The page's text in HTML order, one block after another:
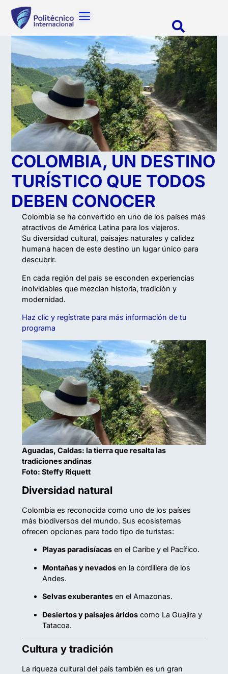
COLOMBIA, UN DESTINO
TURÍSTICO QUE TODOS
DEBEN CONOCER
Colombia se ha convertido en uno de los países más
atractivos de América Latina para los viajeros.
Su diversidad cultural, paisajes naturales y calidez
humana hacen de este destino un lugar único para
descubrir.
En cada región del país se esconden experiencias
inolvidables que mezclan historia, tradición y
modernidad.
Haz clic y regístrate para más información de tu
programa
Aguadas, Caldas: la tierra que resalta las
tradiciones andinas
Foto: Steffy Riquett
Diversidad natural
Colombia es reconocida como uno de los países
más biodiversos del mundo. Sus ecosistemas
ofrecen opciones para todo tipo de turistas:
Playas paradisíacasen el Caribe y el Pacífico.
Montañas y nevadosen la cordillera de los
Andes.
Selvas exuberantesen el Amazonas.
Desiertos y paisajes áridoscomo La Guajira y
Tatacoa.
Cultura y tradición
La riqueza cultural del país también es un gran